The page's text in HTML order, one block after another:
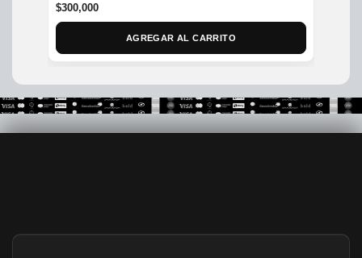
$300,000
AGREGAR AL CARRITO